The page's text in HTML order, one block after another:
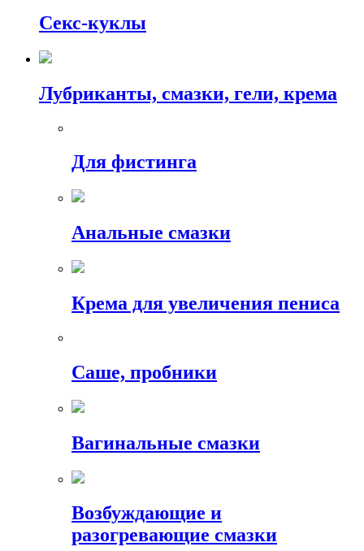
Секс-куклы
Лубриканты, смазки, гели, крема
Для фистинга
Анальные смазки
Крема для увеличения пениса
Саше, пробники
Вагинальные смазки
Возбуждающие и
разогревающие смазки